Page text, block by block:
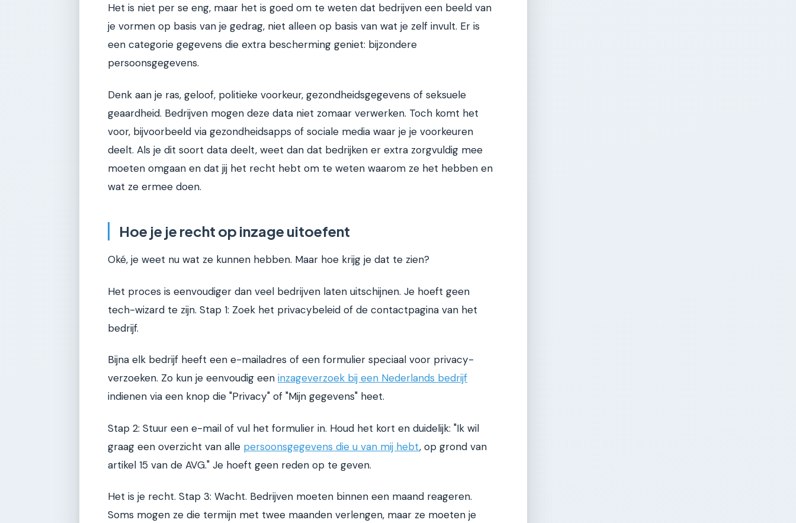
Het is niet per se eng, maar het is goed om te weten dat bedrijven een beeld van
je vormen op basis van je gedrag, niet alleen op basis van wat je zelf invult. Er is
een categorie gegevens die extra bescherming geniet: bijzondere
persoonsgegevens.
Denk aan je ras, geloof, politieke voorkeur, gezondheidsgegevens of seksuele
geaardheid. Bedrijven mogen deze data niet zomaar verwerken. Toch komt het
voor, bijvoorbeeld via gezondheidsapps of sociale media waar je je voorkeuren
deelt. Als je dit soort data deelt, weet dan dat bedrijken er extra zorgvuldig mee
moeten omgaan en dat jij het recht hebt om te weten waarom ze het hebben en
wat ze ermee doen.
Hoe je je recht op inzage uitoefent
Oké, je weet nu wat ze kunnen hebben. Maar hoe krijg je dat te zien?
Het proces is eenvoudiger dan veel bedrijven laten uitschijnen. Je hoeft geen
tech-wizard te zijn. Stap 1: Zoek het privacybeleid of de contactpagina van het
bedrijf.
Bijna elk bedrijf heeft een e-mailadres of een formulier speciaal voor privacy-
verzoeken. Zo kun je eenvoudig een inzageverzoek bij een Nederlands bedrijf
indienen via een knop die "Privacy" of "Mijn gegevens" heet.
Stap 2: Stuur een e-mail of vul het formulier in. Houd het kort en duidelijk: "Ik wil
graag een overzicht van alle persoonsgegevens die u van mij hebt, op grond van
artikel 15 van de AVG." Je hoeft geen reden op te geven.
Het is je recht. Stap 3: Wacht. Bedrijven moeten binnen een maand reageren.
Soms mogen ze die termijn met twee maanden verlengen, maar ze moeten je